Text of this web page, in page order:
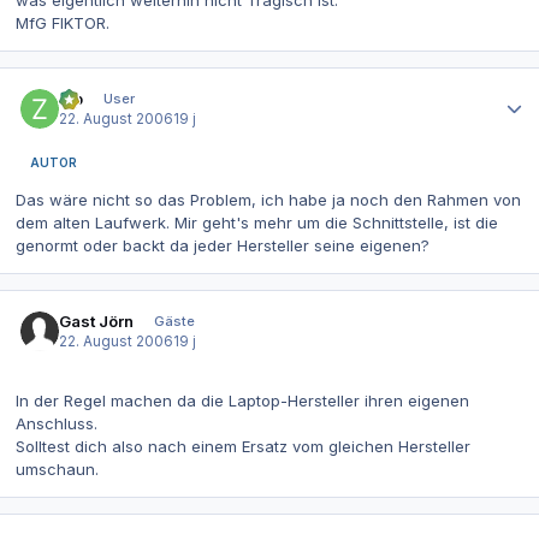
MfG FIKTOR.
zip
User
22. August 200619 j
AUTOR
Das wäre nicht so das Problem, ich habe ja noch den Rahmen von
dem alten Laufwerk. Mir geht's mehr um die Schnittstelle, ist die
genormt oder backt da jeder Hersteller seine eigenen?
Gast Jörn
Gäste
22. August 200619 j
In der Regel machen da die Laptop-Hersteller ihren eigenen
Anschluss.
Solltest dich also nach einem Ersatz vom gleichen Hersteller
umschaun.